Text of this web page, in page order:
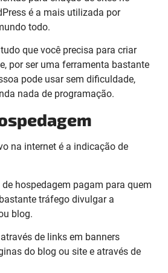
é a mais utilizada por
todo.
que você precisa para criar
por ser uma ferramenta bastante
pode usar sem dificuldade,
nada de programação.
na internet é a indicação de
de hospedagem pagam para quem
tráfego divulgar a
blog.
de links em banners
do blog ou site e através de